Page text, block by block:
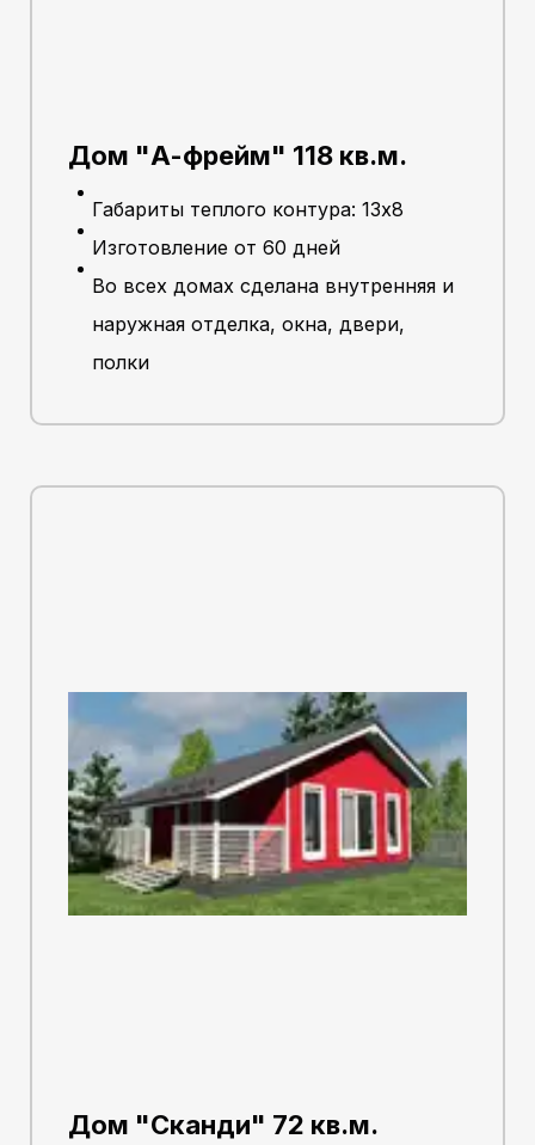
Дом "А-фрейм" 118 кв.м.
Габариты теплого контура: 13х8
Изготовление от 60 дней
Во всех домах сделана внутренняя и
наружная отделка, окна, двери,
полки
Дом "Сканди" 72 кв.м.